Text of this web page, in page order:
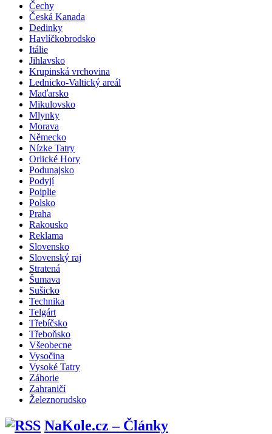
Čechy
Česká Kanada
Dedinky
Havlíčkobrodsko
Itálie
Jihlavsko
Krupinská vrchovina
Lednicko-Valtický areál
Maďarsko
Mikulovsko
Mlynky
Morava
Německo
Nízke Tatry
Orlické Hory
Podunajsko
Podyjí
Poiplie
Polsko
Praha
Rakousko
Reklama
Slovensko
Slovenský raj
Stratená
Šumava
Sušicko
Technika
Telgárt
Třebíčsko
Třeboňsko
Všeobecne
Vysočina
Vysoké Tatry
Záhorie
Zahraničí
Železnorudsko
NaKole.cz – Články